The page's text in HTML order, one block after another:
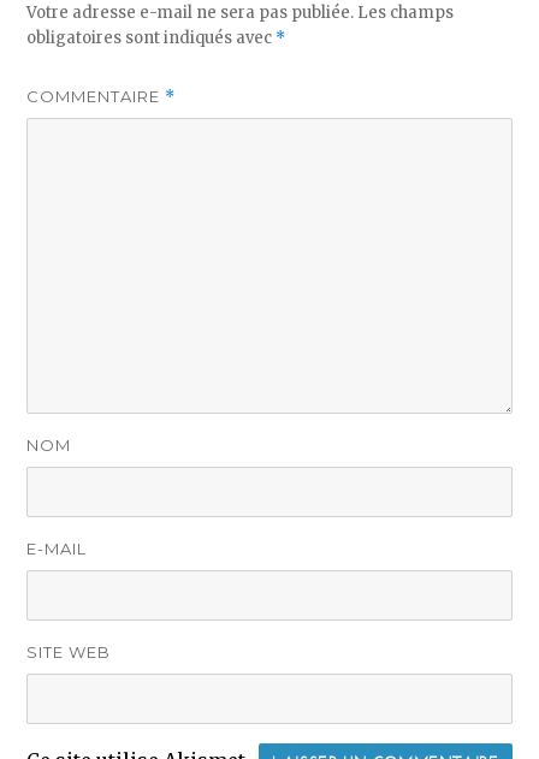
Votre adresse e-mail ne sera pas publiée. Les champs
obligatoires sont indiqués avec *
COMMENTAIRE *
NOM
E-MAIL
SITE WEB